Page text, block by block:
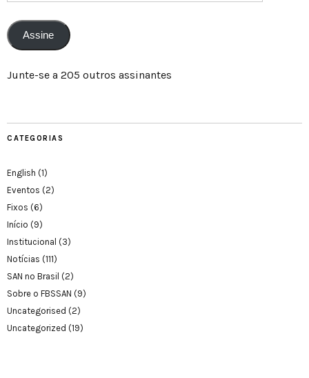
Assine
Junte-se a 205 outros assinantes
CATEGORIAS
English (1)
Eventos (2)
Fixos (6)
Início (9)
Institucional (3)
Notícias (111)
SAN no Brasil (2)
Sobre o FBSSAN (9)
Uncategorised (2)
Uncategorized (19)